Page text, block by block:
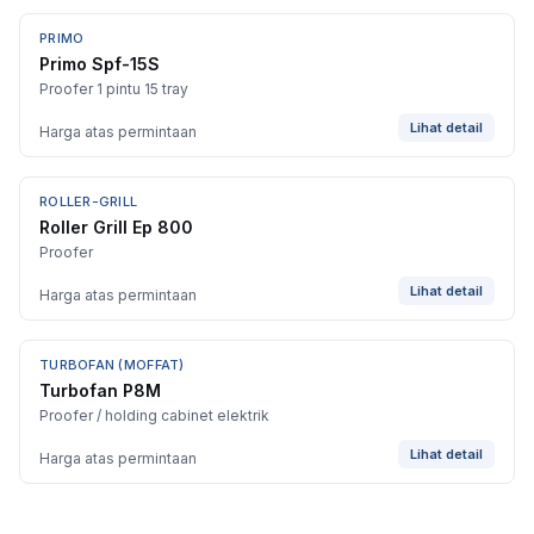
PRIMO
Primo Spf-15S
Proofer 1 pintu 15 tray
Harga atas permintaan Lihat detail
ROLLER-GRILL
Roller Grill Ep 800
Proofer
Harga atas permintaan Lihat detail
TURBOFAN (MOFFAT)
Turbofan P8M
Proofer / holding cabinet elektrik
Harga atas permintaan Lihat detail